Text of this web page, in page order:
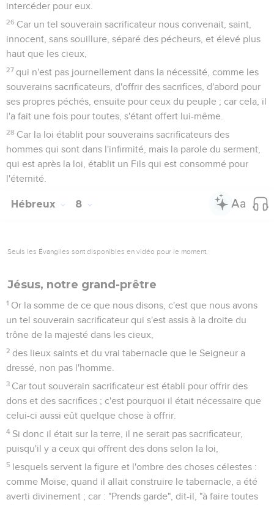
intercéder pour eux.
26 Car un tel souverain sacrificateur nous convenait, saint,
innocent, sans souillure, séparé des pécheurs, et élevé plus
haut que les cieux,
27 qui n'est pas journellement dans la nécessité, comme les
souverains sacrificateurs, d'offrir des sacrifices, d'abord pour
ses propres péchés, ensuite pour ceux du peuple ; car cela, il
l'a fait une fois pour toutes, s'étant offert lui-même.
28 Car la loi établit pour souverains sacrificateurs des
hommes qui sont dans l'infirmité, mais la parole du serment,
qui est après la loi, établit un Fils qui est consommé pour
l'éternité.
Hébreux 8
Seuls les Évangiles sont disponibles en vidéo pour le moment.
Jésus, notre grand-prêtre
1 Or la somme de ce que nous disons, c'est que nous avons
un tel souverain sacrificateur qui s'est assis à la droite du
trône de la majesté dans les cieux,
2 des lieux saints et du vrai tabernacle que le Seigneur a
dressé, non pas l'homme.
3 Car tout souverain sacrificateur est établi pour offrir des
dons et des sacrifices ; c'est pourquoi il était nécessaire que
celui-ci aussi eût quelque chose à offrir.
4 Si donc il était sur la terre, il ne serait pas sacrificateur,
puisqu'il y a ceux qui offrent des dons selon la loi,
5 lesquels servent la figure et l'ombre des choses célestes :
comme Moïse, quand il allait construire le tabernacle, a été
averti divinement ; car : "Prends garde", dit-il, "à faire toutes